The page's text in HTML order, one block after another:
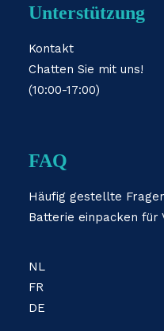
Unterstützung
Kontakt
Chatten Sie mit uns!
(10:00-17:00)
FAQ
Häufig gestellte
Batterie einpacken für
NL
FR
DE